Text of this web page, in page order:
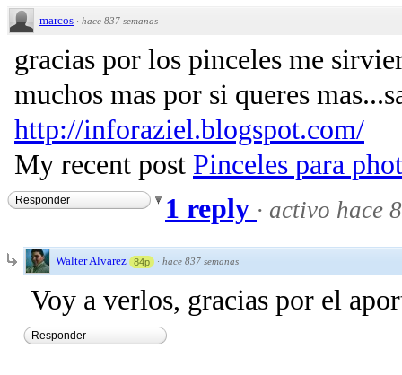
marcos · hace 837 semanas
gracias por los pinceles me
muchos mas por si queres
http://inforaziel.blogspot.com/
My recent post Pinceles para
Responder 1 reply · activo hace
Walter Alvarez 84p · hace 837 semanas
Voy a verlos, gracias por el
Responder